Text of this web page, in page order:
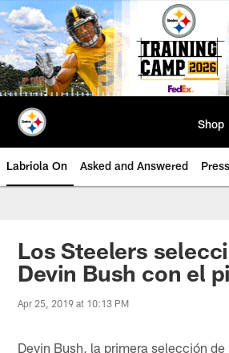
Skip
to
main
content
Shop
Labriola On Asked and Answered
Los Steelers
Devin Bush con el
Apr 25, 2019 at 10:13 PM
Devin Bush, la primera selección de